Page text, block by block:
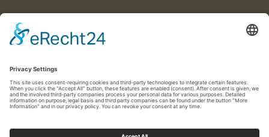
Partner & Förderer
Häufige Fragen